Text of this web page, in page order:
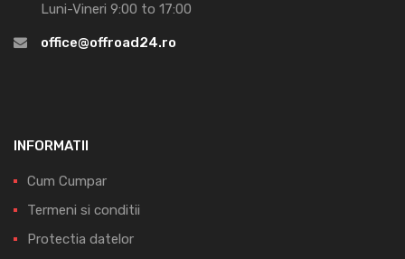
Luni-Vineri 9:00 to 17:00
office@offroad24.ro
INFORMATII
Cum Cumpar
Termeni si conditii
Protectia datelor